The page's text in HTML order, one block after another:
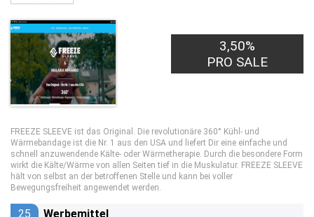
3,50%
PRO SALE
FREEZE SLEEVE ist das Original. Die revolutionäre 360° Kühl- und
Wärmebandage ist die Nr. 1 aus den USA und liefert Dir eine einfache und
schnell anzuwendende Kälte- oder Wärmetherapie. Durch die besondere Form
wirkt die Kälte/Wärme von allen Seiten tief in die Muskulatur. FREEZE SLEEVE
hält von selbst an der betroffenen Stelle und kann bei voller
Bewegungsfreiheit angewendet werden.
25 Werbemittel